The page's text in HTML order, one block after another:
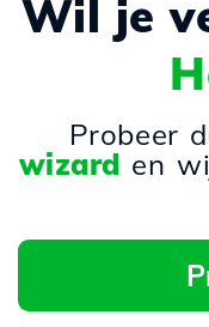
Wil je
Probeer
wizard en